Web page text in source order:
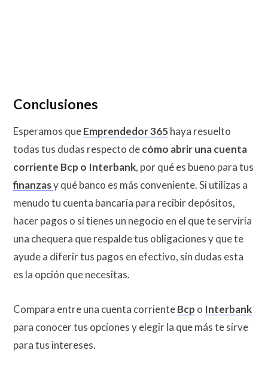
Conclusiones
Esperamos queEmprendedor 365haya resuelto
todas tus dudas respecto decómo abrir una cuenta
corriente Bcp o Interbank, por qué es bueno para tus
finanzasy qué banco es más conveniente. Si utilizas a
menudo tu cuenta bancaria para recibir depósitos,
hacer pagos o si tienes un negocio en el que te serviría
una chequera que respalde tus obligaciones y que te
ayude a diferir tus pagos en efectivo, sin dudas esta
es la opción que necesitas.
Compara entre una cuenta corrienteBcp o Interbank
para conocer tus opciones y elegir la que más te sirve
para tus intereses.